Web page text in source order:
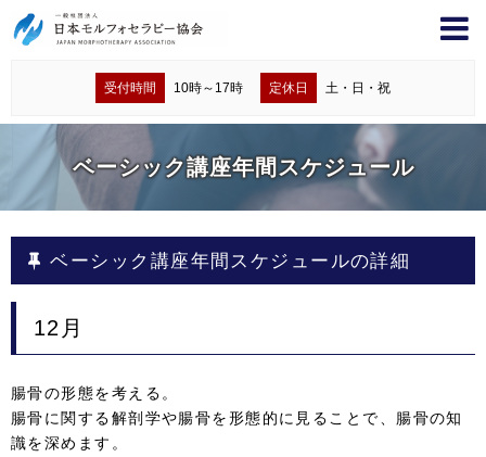
受付時間 10時～17時 定休日 土・日・祝
ベーシック講座年間スケジュール
ベーシック講座年間スケジュールの詳細
12月
腸骨の形態を考える。
腸骨に関する解剖学や腸骨を形態的に見ることで、腸骨の知
識を深めます。